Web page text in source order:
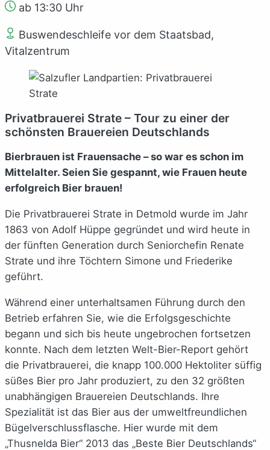
ab 13:30 Uhr
Buswendeschleife vor dem Staatsbad,
Vitalzentrum
Privatbrauerei Strate – Tour zu einer der
schönsten Brauereien Deutschlands
Bierbrauen ist Frauensache – so war es schon im
Mittelalter. Seien Sie gespannt, wie Frauen heute
erfolgreich Bier brauen!
Die Privatbrauerei Strate in Detmold wurde im Jahr
1863 von Adolf Hüppe gegründet und wird heute in
der fünften Generation durch Seniorchefin Renate
Strate und ihre Töchtern Simone und Friederike
geführt.
Während einer unterhaltsamen Führung durch den
Betrieb erfahren Sie, wie die Erfolgsgeschichte
begann und sich bis heute ungebrochen fortsetzen
konnte. Nach dem letzten Welt-Bier-Report gehört
die Privatbrauerei, die knapp 100.000 Hektoliter süffig
süßes Bier pro Jahr produziert, zu den 32 größten
unabhängigen Brauereien Deutschlands. Ihre
Spezialität ist das Bier aus der umweltfreundlichen
Bügelverschlussflasche. Hier wurde mit dem
„Thusnelda Bier“ 2013 das „Beste Bier Deutschlands“